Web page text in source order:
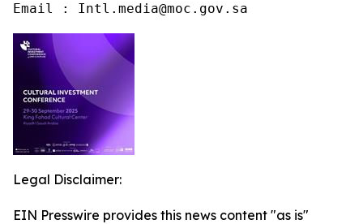
Email : Intl.media@moc.gov.sa
Legal Disclaimer:
EIN Presswire provides this news content "as is"